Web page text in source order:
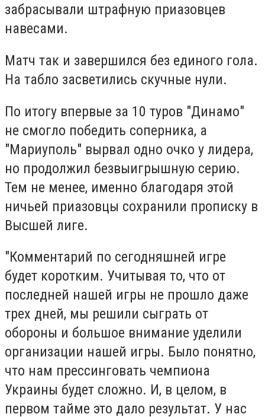
забрасывали штрафную приазовцев
навесами.
Матч так и завершился без единого гола.
На табло засветились скучные нули.
По итогу впервые за 10 туров "Динамо"
не смогло победить соперника, а
"Мариуполь" вырвал одно очко у лидера,
но продолжил безвыигрышную серию.
Тем не менее, именно благодаря этой
ничьей приазовцы сохранили прописку в
Высшей лиге.
"Комментарий по сегодняшней игре
будет коротким. Учитывая то, что от
последней нашей игры не прошло даже
трех дней, мы решили сыграть от
обороны и большое внимание уделили
организации нашей игры. Было понятно,
что нам прессинговать чемпиона
Украины будет сложно. И, в целом, в
первом тайме это дало результат. У нас